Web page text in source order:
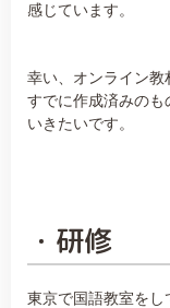
感じています。
幸い、オンライン教
すでに作成済みの
いきたいです。
・研修
東京で国語教室をし